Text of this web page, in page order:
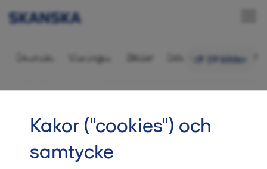
19 bilder
Bostadsrätt 3 rok,
Översikt Visningar Bilder Ditt nya kvarter
Letar du bostad i Halmstad?
Vårt kvarter Västra Allén är slutsålt och vi
Kakor ("cookies") och
samtycke